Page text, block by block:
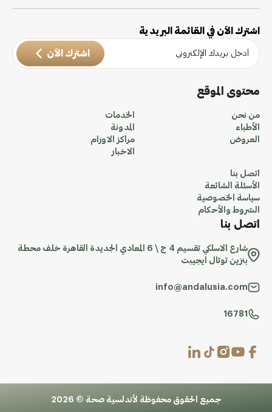
اشترك الآن في القائمة البريدية
اشترك الآن
محتوى الموقع
من نحن
الأطباء
العروض
الخدمات
المدونة
مراكز الاورام
الاخبار
اتصل بنا
الأسئلة الشائعة
سياسة الخصوصية
الشروط والأحكام
اتصل بنا
شارع الاسلكي تقسيم 4 ج \ 6 المعادي الجديدة القاهرة خلف محطة
بنزين توتال ايجيبت
info@andalusia.com
16781
جميع الحقوق محفوظة لأندلسية صحة © 2026